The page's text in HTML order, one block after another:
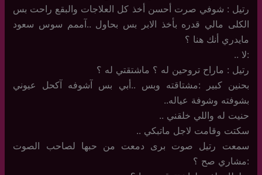
رتيل : شوفي صرت أحسن أخذ كل العلاجات والبقع راحت بس
الكلى مالي قدره بأخذ الابر بس بحاول ..آممم سوس سعود
مايدري أنك هنا ؟
:لا ..
رتيل : ماراح تروحين له ؟ ماشتقتي له ؟
بحنين كبير :مشتاقته وبس ..أبي بس آشوفه آكحل عيوني
بشوفته وشوفة عياله..
حنيت له واللي خلقني ..
سكتت وقامت لاجل ماتبكي ..
سمعت رتيل صوت برى دمعت من حبها لصاحب الصوت
:مشاري صح ؟